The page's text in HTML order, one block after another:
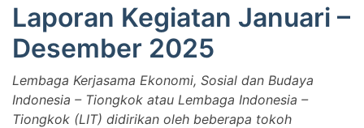
Laporan Kegiatan Januari –
Desember 2025
Lembaga Kerjasama Ekonomi, Sosial dan Budaya
Indonesia – Tiongkok atau Lembaga Indonesia –
Tiongkok (LIT) didirikan oleh beberapa tokoh